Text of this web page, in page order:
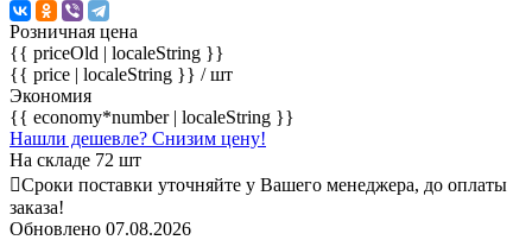
Розничная цена
{{ priceOld | localeString }}
{{ price | localeString }} / шт
Экономия
{{ economy*number | localeString }}
Нашли дешевле? Снизим цену!
На складе 72 шт
Сроки поставки уточняйте у Вашего менеджера, до оплаты
заказа!
Обновлено 07.08.2026